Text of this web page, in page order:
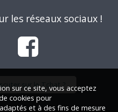
les réseaux sociaux !
sur le Tchat ?
sur ce site, vous acceptez
cookies pour
et à des fins de mesure